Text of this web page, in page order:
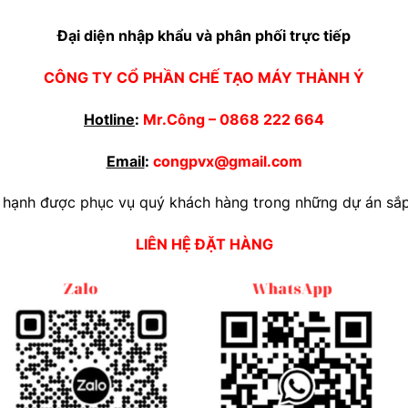
Đại diện nhập khẩu và phân phối trực tiếp
CÔNG TY CỔ PHẦN CHẾ TẠO MÁY THÀNH Ý
Hotline: Mr.Công – 0868 222 664
Email: congpvx@gmail.com
hạnh được phục vụ quý khách hàng trong những dự án
LIÊN HỆ ĐẶT HÀNG